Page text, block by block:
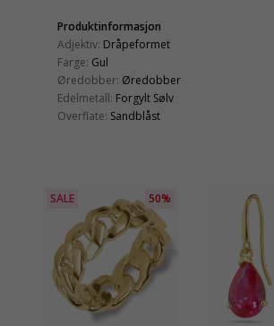
Produktinformasjon
Adjektiv: Dråpeformet
Farge: Gul
Øredobber: Øredobber
Edelmetall: Forgylt Sølv
Overflate: Sandblåst
SALE 50%